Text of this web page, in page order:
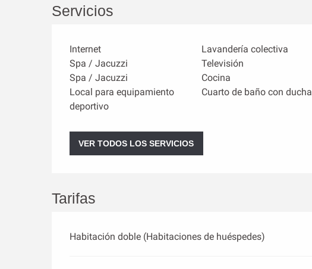
Servicios
Internet Lavandería colectiva
Spa / Jacuzzi
Televisión
Spa / Jacuzzi
Cocina
Local para equipamiento
deportivo
Cuarto de baño con ducha
VER TODOS LOS SERVICIOS
Tarifas
Habitación doble (Habitaciones de huéspedes)